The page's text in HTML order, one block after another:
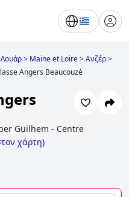
Λουάρ> Maine et Loire>Ανζέρ>
Angers Beaucouzé
Guilhem - Centre
χάρτη)